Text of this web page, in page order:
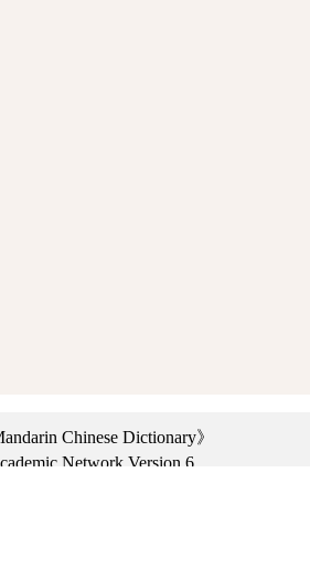
Chinese Dictionary》
Network Version 6